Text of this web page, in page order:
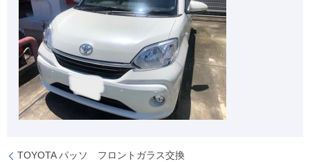
TOYOTA パッソ フロントガラス交換